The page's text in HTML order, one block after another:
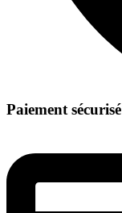
Paiement sécurisé